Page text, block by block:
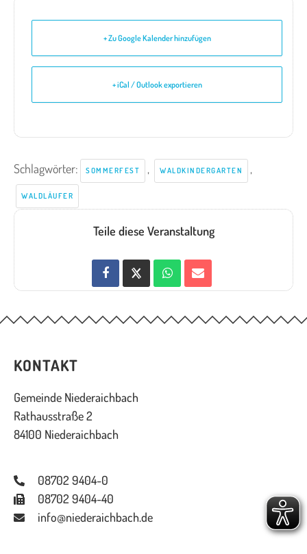
+ Zu Google Kalender hinzufügen
+ iCal / Outlook exportieren
Schlagwörter: SOMMERFEST , WALDKINDERGARTEN ,
WALDLÄUFER
Teile diese Veranstaltung
KONTAKT
Gemeinde Niederaichbach
Rathausstraße 2
84100 Niederaichbach
08702 9404-0
08702 9404-40
info@niederaichbach.de